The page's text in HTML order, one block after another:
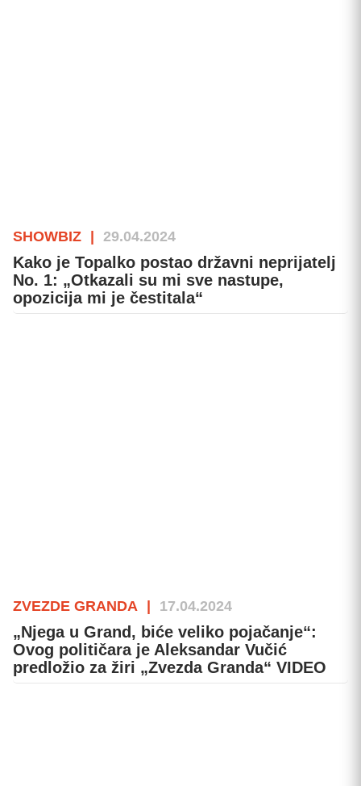
SHOWBIZ 29.04.2024
Kako je Topalko postao državni neprijatelj
No. 1: „Otkazali su mi sve nastupe,
opozicija mi je čestitala“
ZVEZDE GRANDA 17.04.2024
„Njega u Grand, biće veliko pojačanje“:
Ovog političara je Aleksandar Vučić
predložio za žiri „Zvezda Granda“ VIDEO